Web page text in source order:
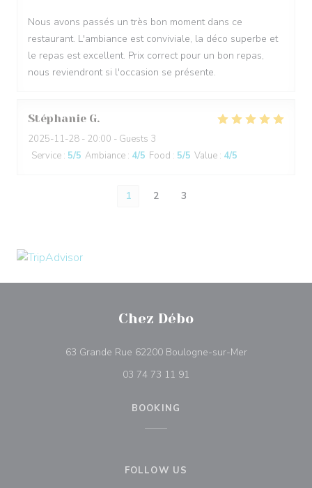
Nous avons passés un très bon moment dans ce
restaurant. L'ambiance est conviviale, la déco superbe et
le repas est excellent. Prix correct pour un bon repas,
nous reviendront si l'occasion se présente.
Stéphanie G
2025-11-28 - 20:00 - Guests 3
Service : 5/5 Ambiance : 4/5 Food : 5/5 Value : 4/5
1 2 3
Chez Débo
63 Grande Rue 62200 Boulogne-sur-Mer((opens in a
03 74 73 11 91
BOOKING
FOLLOW US